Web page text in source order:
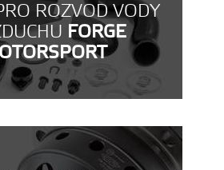
ROZVOD VODY
FORGE